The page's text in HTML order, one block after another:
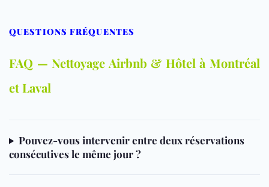
QUESTIONS FRÉQUENTES
FAQ — Nettoyage Airbnb & Hôtel à Montréal
et Laval
Pouvez-vous intervenir entre deux réservations
consécutives le même jour ?